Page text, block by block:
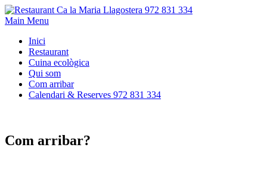
Main Menu
Inici
Restaurant
Cuina ecològica
Qui som
Com arribar
Calendari & Reserves 972 831 334
Com arribar?